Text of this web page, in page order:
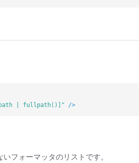
| fullpath()]" />
フォーマッタのリストです。